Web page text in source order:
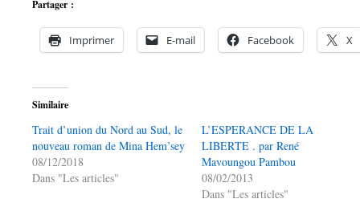
Partager :
Imprimer E-mail Facebook X
Similaire
Trait d’union du Nord au Sud, le
nouveau roman de Mina Hem’sey
08/12/2018
Dans "Les articles"
L’ESPERANCE DE LA
LIBERTE . par René
Mavoungou Pambou
08/02/2013
Dans "Les articles"